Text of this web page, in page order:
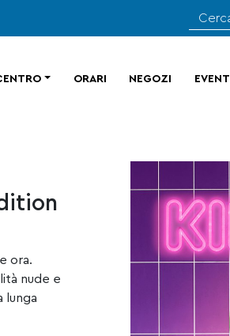
ORARI NEGOZI EVENTI
ora.
nude e
lunga